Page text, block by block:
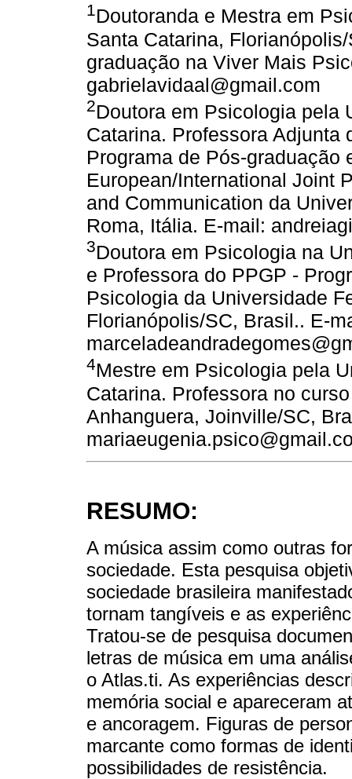
1Doutoranda e Mestra em
Santa Catarina,
graduação na Viver Mais
gabrielavidaal@gmail.com
2Doutora em Psicologia pela
Catarina. Professora Adjunta
Programa de Pós-graduação
European/International Joint
and Communication da
Roma, Itália. E-mail:
3Doutora em Psicologia na
e Professora do PPGP -
Psicologia da Universidade
Florianópolis/SC, Brasil.. E-
4Mestre em Psicologia pela
Catarina. Professora no
Anhanguera, Joinville/SC,
RESUMO:
A música assim como outras
sociedade. Esta pesquisa
sociedade brasileira
tornam tangíveis e as
Tratou-se de pesquisa
letras de música em uma
o Atlas.ti. As experiências
memória social e apareceram
e ancoragem. Figuras de
marcante como formas de
possibilidades de resistência.